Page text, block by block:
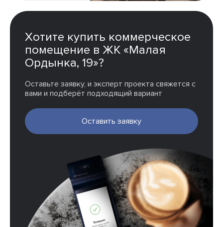
Хотите купить коммерческое
помещение в ЖК «Малая
Ордынка, 19»?
Оставьте заявку, и эксперт проекта свяжется с
вами и подберёт подходящий вариант
Оставить заявку